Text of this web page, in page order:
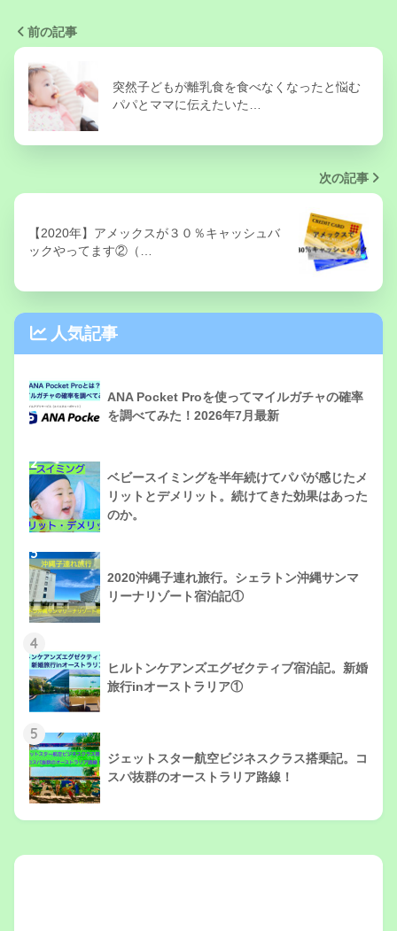
前の記事
突然子どもが離乳食を食べなくなったと悩む
パパとママに伝えたいた…
次の記事
【2020年】アメックスが３０％キャッシュバ
ックやってます②（…
人気記事
ANA Pocket Proを使ってマイルガチャの確率
を調べてみた！2026年7月最新
2
ベビースイミングを半年続けてパパが感じたメ
リットとデメリット。続けてきた効果はあった
のか。
3
2020沖縄子連れ旅行。シェラトン沖縄サンマ
リーナリゾート宿泊記①
4
ヒルトンケアンズエグゼクティブ宿泊記。新婚
旅行inオーストラリア①
5
ジェットスター航空ビジネスクラス搭乗記。コ
スパ抜群のオーストラリア路線！